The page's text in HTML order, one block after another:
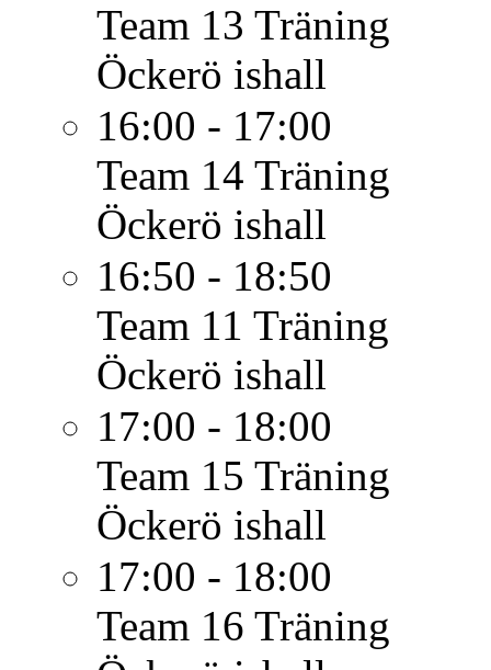
Team 13 Träning
Öckerö ishall
16:00 - 17:00
Team 14 Träning
Öckerö ishall
16:50 - 18:50
Team 11 Träning
Öckerö ishall
17:00 - 18:00
Team 15 Träning
Öckerö ishall
17:00 - 18:00
Team 16 Träning